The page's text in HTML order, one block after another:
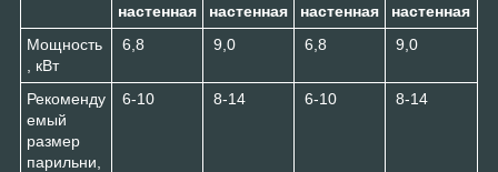
настенная
настенная
настенная
настенная
Мощность
, кВт
6,8 9,0 6,8 9,0
Рекоменду
емый
размер
парильни,
6-10 8-14 6-10 8-14